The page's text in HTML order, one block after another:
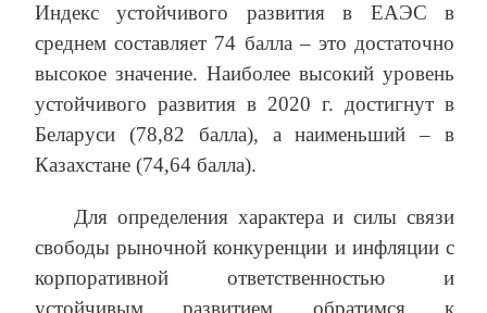
Индекс устойчивого развития в ЕАЭС в
среднем составляет 74 балла – это достаточно
высокое значение. Наиболее высокий уровень
устойчивого развития в 2020 г. достигнут в
Беларуси (78,82 балла), а наименьший – в
Казахстане (74,64 балла).
Для определения характера и силы связи
свободы рыночной конкуренции и инфляции с
корпоративной ответственностью и
устойчивым развитием обратимся к